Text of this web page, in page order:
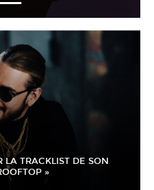
LA TRACKLIST DE SON
»